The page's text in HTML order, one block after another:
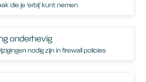
die je ‘erbij’ kunt nemen
onderhevig
nodig zijn in firewall policies